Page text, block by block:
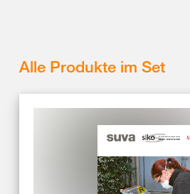
Alle Produkte im Set